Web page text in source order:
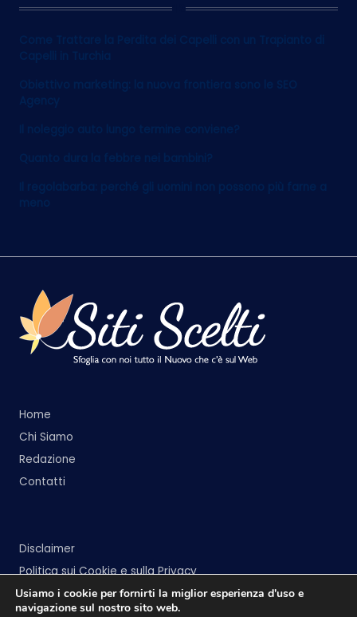
12
Come Trattare la Perdita dei Capelli con un Trapianto di
Capelli in Turchia
Obiettivo marketing: la nuova frontiera sono le SEO
Agency
Il noleggio auto lungo termine conviene?
Quanto dura la febbre nei bambini?
Il regolabarba: perché gli uomini non possono più farne a
meno
Home
Chi Siamo
Redazione
Contatti
Disclaimer
Politica sui Cookie e sulla Privacy
Usiamo i cookie per fornirti la miglior esperienza d'uso e
navigazione sul nostro sito web.